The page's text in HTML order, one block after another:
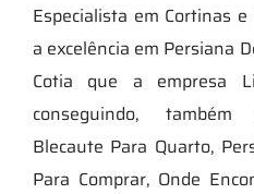
Especialista em Cortinas
a excelência em Persiana
Cotia que a empresa
conseguindo, também
Blecaute Para Quarto,
Para Comprar, Onde